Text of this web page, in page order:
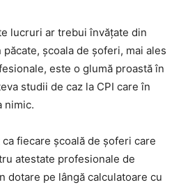
lucruri ar trebui învățate din
școala de șoferi, mai ales
este o glumă proastă în
studii de caz la CPI care în
nimic.
fiecare școală de șoferi care
atestate profesionale de
dotare pe lângă calculatoare cu